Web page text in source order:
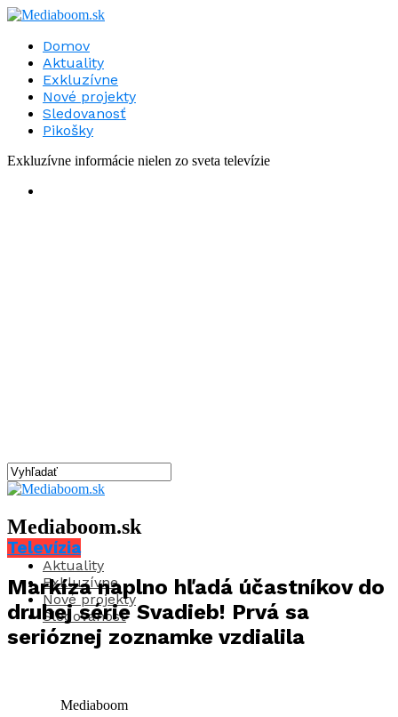
Domov
Aktuality
Exkluzívne
Nové projekty
Sledovanosť
Pikošky
Exkluzívne informácie nielen zo sveta televízie
Mediaboom.sk
Aktuality
Exkluzívne
Nové projekty
Sledovanosť
Televízia
Markíza naplno hľadá účastníkov do
druhej série Svadieb! Prvá sa
serióznej zoznamke vzdialila
Mediaboom